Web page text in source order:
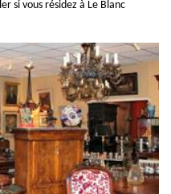
si vous résidez à Le Blanc